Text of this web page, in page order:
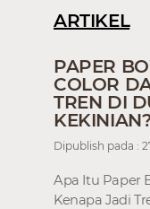
ARTIKEL
PAPER
COLOR
TREN DI
Dipublish pada :
Apa Itu Paper
Kenapa Jadi